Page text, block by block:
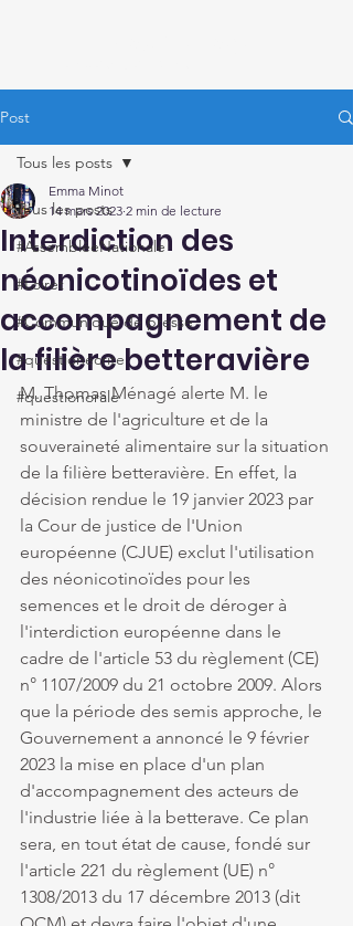
Post
Tous les posts
#AssembléeNationale
#Loiret
#Communiqué de presse
#questionécrite
#questionorale
Tous les posts
Interdiction des
néonicotinoïdes et
accompagnement de
la filière betteravière
Emma Minot
14 mars 2023 2 min de lecture
M. Thomas Ménagé alerte M. le
ministre de l'agriculture et de la
souveraineté alimentaire sur la situation
de la filière betteravière. En effet, la
décision rendue le 19 janvier 2023 par
la Cour de justice de l'Union
européenne (CJUE) exclut l'utilisation
des néonicotinoïdes pour les
semences et le droit de déroger à
l'interdiction européenne dans le
cadre de l'article 53 du règlement (CE)
n° 1107/2009 du 21 octobre 2009. Alors
que la période des semis approche, le
Gouvernement a annoncé le 9 février
2023 la mise en place d'un plan
d'accompagnement des acteurs de
l'industrie liée à la betterave. Ce plan
sera, en tout état de cause, fondé sur
l'article 221 du règlement (UE) n°
1308/2013 du 17 décembre 2013 (dit